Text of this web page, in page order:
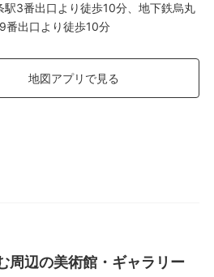
駅3番出口より徒歩10分、地下鉄烏丸
番出口より徒歩10分
地図アプリで見る
周辺の美術館・ギャラリー